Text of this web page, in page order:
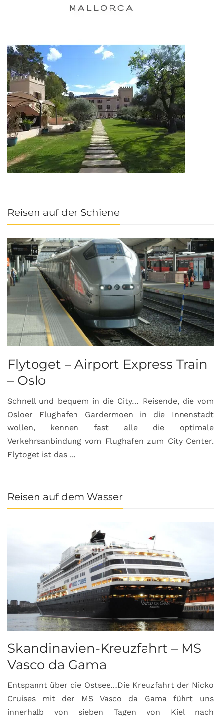
Reisen auf der Schiene
Flytoget – Airport Express Train
– Oslo
Schnell und bequem in die City… Reisende, die vom
Osloer Flughafen Gardermoen in die Innenstadt
wollen, kennen fast alle die optimale
Verkehrsanbindung vom Flughafen zum City Center.
Flytoget ist das ...
Reisen auf dem Wasser
Skandinavien-Kreuzfahrt – MS
Vasco da Gama
Entspannt über die Ostsee…Die Kreuzfahrt der Nicko
Cruises mit der MS Vasco da Gama führt uns
innerhalb von sieben Tagen von Kiel nach